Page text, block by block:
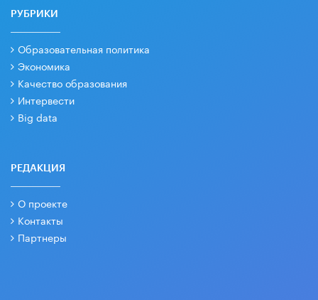
РУБРИКИ
Образовательная политика
Экономика
Качество образования
Интервести
Big data
РЕДАКЦИЯ
О проекте
Контакты
Партнеры